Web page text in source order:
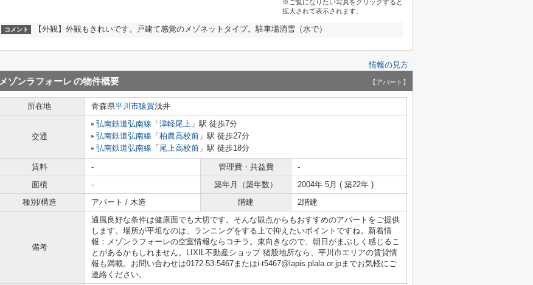
※ご覧になりたい写真をクリックすると
拡大されて表示されます。
コメント 【外観】外観もきれいです。戸建て感覚のメゾネットタイプ。駐車場消雪（水で）
情報の見方
メゾンラフォーレ の物件概要 【アパート】
所在地 青森県平川市猿賀浅井
交通
弘南鉄道弘南線 「 津軽尾上 」駅 徒歩7分
弘南鉄道弘南線 「 柏農高校前 」駅 徒歩27分
弘南鉄道弘南線 「 尾上高校前 」駅 徒歩18分
賃料 - 管理費・共益費
-
面積
- 築年月（築年数）
2004年 5月 ( 築22年 )
種別/構造
アパート / 木造 階建 2階建
備考
通風良好な条件は健康面でも大切です。そんな観点からもおすすめのアパートをご提供
します。場所が平坦なのは、ランニングをする上で抑えたいポイントですね。新着情
報：メゾンラフォーレの空室情報ならコチラ。東向きなので、朝日がまぶしく感じるこ
とがあるかもしれません。LIXIL不動産ショップ 猪股地所なら、平川市エリアの賃貸情
報も満載。お問い合わせは0172-53-5467またはi-t5467@lapis.plala.or.jpまでお気軽にご
連絡ください。